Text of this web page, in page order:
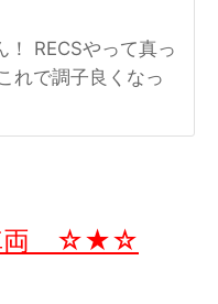
RECSやって真っ
れで調子良くなっ
両 ☆★☆